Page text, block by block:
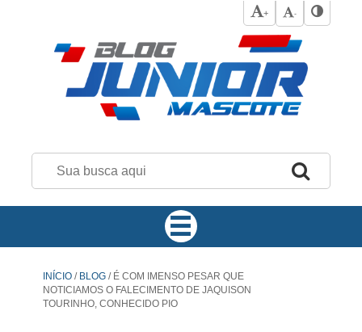
+ -
INÍCIO / BLOG /É COM IMENSO PESAR QUE
NOTICIAMOS O FALECIMENTO DE JAQUISON
TOURINHO, CONHECIDO PIO